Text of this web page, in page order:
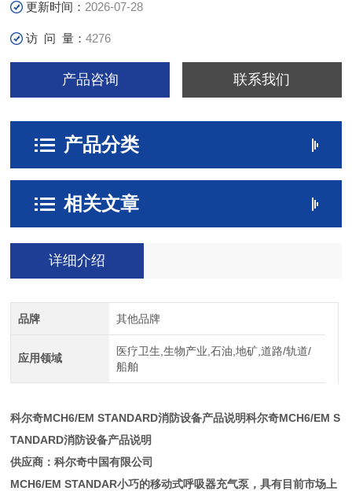
更新时间： 2026-07-28
访 问 量：4276
产品咨询 联系我们
产品分类
相关文章
详细介绍
品牌 其他品牌
应用领域
医疗卫生,生物产业,石油,地矿,道路/轨道/
船舶
科尔奇MCH6/EM STANDARD消防设备产品说明科尔奇MCH6/EM S
TANDARD消防设备产品说明
供应商：科尔奇中国有限公司
MCH6/EM STANDAR小巧的移动式呼吸器充气泵，具有目前市场上